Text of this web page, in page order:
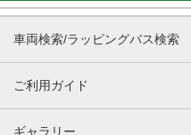
車両検索/ラッピングバス検索
ご利用ガイド
ギャラリー